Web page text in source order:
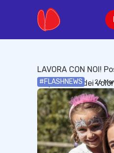
Cosa
LAVORA CON NOI!
responsabili dei
#FLASHNEWS 26